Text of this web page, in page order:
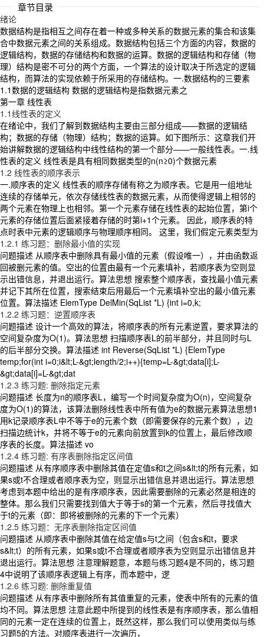
章节目录
绪论
数据结构是指相互之间存在着一种或多种关系的数据元素的集合和该集
合中数据元素之间的关系组成。数据结构包括三个方面的内容，数据的
逻辑结构，数据的存储结构和数据的运算。数据的逻辑结构和存储（物
理）结构是密不可分的两个方面，一个算法的设计取决于所选定的逻辑
结构，而算法的实现依赖于所采用的存储结构。一.数据结构的三要素
1.1数据的逻辑结构 数据的逻辑结构是指数据元素之
第一章 线性表
1.1线性表的定义
在绪论中，我们了解到数据结构主要由三部分组成——数据的逻辑结
构；数据的存储（物理）结构；数据的运算。如下图所示：这章我们开
始讲解数据的逻辑结构中线性结构的第一个部分——一般线性表。一.线
性表的定义 线性表是具有相同数据类型的n(n≥0)个数据元素
1.2 线性表的顺序表示
一.顺序表的定义 线性表的顺序存储有称之为顺序表。它是用一组地址
连续的存储单元，依次存储线性表的数据元素，从而使得逻辑上相邻的
两个元素在物理上也相邻。第一个元素存储在线性表的起始位置，第i个
元素的存储位置后面紧接着存储的时第i+1个元素。 因此，顺序表的特
点时表中元素的逻辑顺序与物理顺序相同。 这里，我们假定元素类型为
1.2.1 练习题：删除最小值的实现
问题描述 从顺序表中删除具有最小值的元素（假设唯一），并由函数返
回被删元素的值。空出的位置由最有一个元素填补，若顺序表为空则显
示出错信息，并退出运行。算法思想 搜索整个顺序表，查找最小值元素
并记下其所在位置，搜索结束后用最后一个元素填补空出的最小值元素
位置。算法描述 ElemType DelMin(SqList *L) {int i=0,k;
1.2.2 练习题：逆置顺序表
问题描述 设计一个高效的算法，将顺序表的所有元素逆置，要求算法的
空间复杂度为O(1)。算法思想 扫描顺序表L的前半部分，并且同时与L
的后半部分交换。算法描述 int Reverse(SqList *L) {ElemType
temp;for(int i=0;i&lt;L-&gt;length/2;i++){temp=L-&gt;data[i];L-
&gt;data[i]=L-&gt;dat
1.2.3 练习题: 删除指定元素
问题描述 长度为n的顺序表L，编写一个时间复杂度为O(n)，空间复杂
度为O(1)的算法，该算法删除线性表中所有值为e的数据元素算法思想1
用k记录顺序表L中不等于e的元素个数（即需要保存的元素个数），边
扫描边统计k，并将不等于e的元素向前放置到k的位置上，最后修改顺
序表的长度。算法描述 vo
1.2.4 练习题: 有序表删除指定区间值
问题描述 从有序顺序表中删除其值在定值s和t之间s&lt;t的所有元素，如
果s或t不合理或者顺序表为空，则显示出错信息并退出运行。算法思想
考虑到本题中给出的是有序顺序表，因此需要删除的元素必然是相连的
整体。那么我们只需要找到值大于等于s的第一个元素，然后寻找值大
于t的元素（即：即将被删除的元素的下一个元素）
1.2.5 练习题：无序表删除指定区间值
问题描述 从顺序表中删除其值在给定值s与t之间（包含s和t，要求
s&lt;t）的所有元素，如果s或t不合理或者顺序表为空则显示出错信息并
退出运行。算法思想 注意理解题意，本题与练习题4是不同的，练习题
4中说明了该顺序表逻辑上有序，而本题中，逻
1.2.6 练习题: 删除重复值
问题描述 从有序表中删除所有其值重复的元素，使表中所有的元素的值
均不同。算法思想 注意此题中所提到的线性表是有序顺序表，那么值相
同的元素一定在连续的位置上，既然这样，那么我们可以使用类似与练
习题5的方法。对顺序表进行一次遍历，